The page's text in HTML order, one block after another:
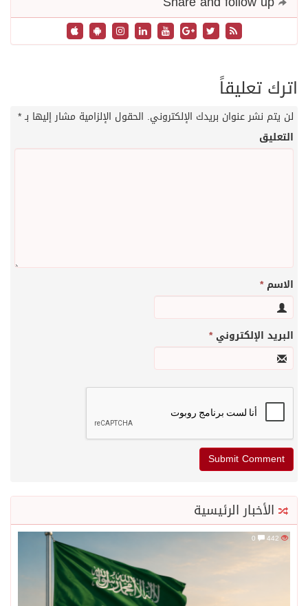
اترك تعليقاً
لن يتم نشر عنوان بريدك الإلكتروني. الحقول الإلزامية مشار إليها بـ*
التعليق
الاسم*
البريد الإلكتروني*
الأخبار الرئيسية